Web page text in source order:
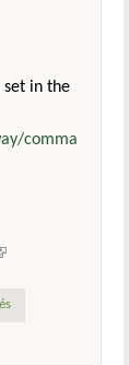
set in the
comma